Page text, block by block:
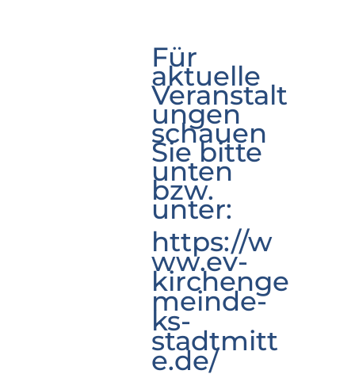
Für
aktuelle
Veranstalt
ungen
schauen
Sie bitte
unten
bzw.
unter:
https://w
ww.ev-
kirchenge
meinde-
ks-
stadtmitt
e.de/